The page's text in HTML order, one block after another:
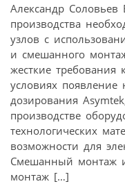
Александр
производства
узлов с
и смешанного
жесткие требования
условиях появление
дозирования
производстве
технологических
возможности для
Смешанный монтаж
монтаж […]